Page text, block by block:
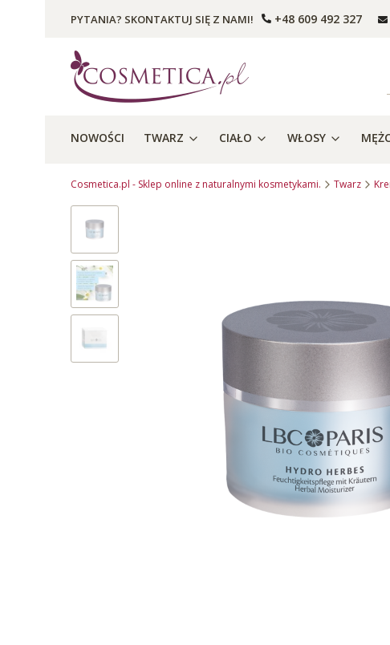
PYTANIA? SKONTAKTUJ SIĘ Z NAMI! +48 609 492 327
NOWOŚCI TWARZ CIAŁO WŁOSY
Cosmetica.pl - Sklep online z naturalnymi kosmetykami. Twarz